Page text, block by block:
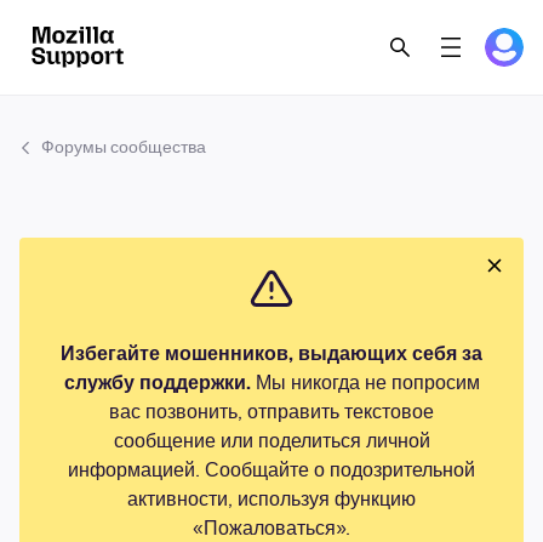
Форумы сообщества
Избегайте мошенников, выдающих себя за
службу поддержки.Мы никогда не попросим
вас позвонить, отправить текстовое
сообщение или поделиться личной
информацией. Сообщайте о подозрительной
активности, используя функцию
«Пожаловаться».